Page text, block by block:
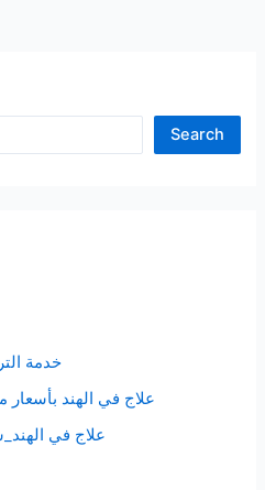
Search
خدمة
علاج في الهند
علاج في